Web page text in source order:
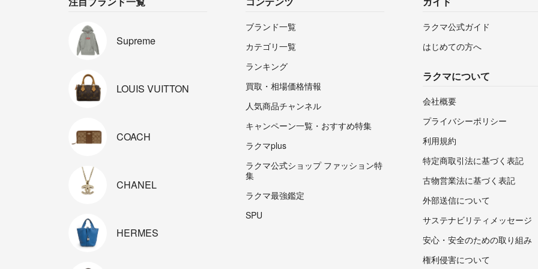
Supreme
LOUIS VUITTON
COACH
CHANEL
HERMES
ブランド一覧
カテゴリ一覧
ランキング
買取・相場価格情報
人気商品チャンネル
キャンペーン一覧・おすすめ特集
ラクマplus
ラクマ公式ショップ ファッション特
集
ラクマ最強鑑定
SPU
ラクマ公式ガイド
はじめての方へ
ラクマについて
会社概要
プライバシーポリシー
利用規約
特定商取引法に基づく表記
古物営業法に基づく表記
外部送信について
サステナビリティメッセージ
安心・安全のための取り組み
権利侵害について